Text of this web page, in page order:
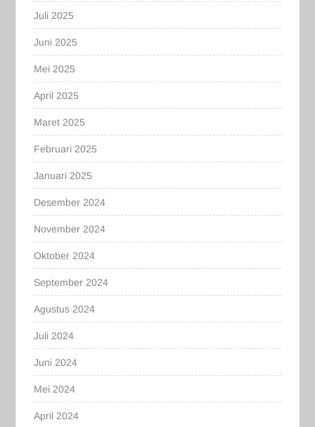
Juli 2025
Juni 2025
Mei 2025
April 2025
Maret 2025
Februari 2025
Januari 2025
Desember 2024
November 2024
Oktober 2024
September 2024
Agustus 2024
Juli 2024
Juni 2024
Mei 2024
April 2024